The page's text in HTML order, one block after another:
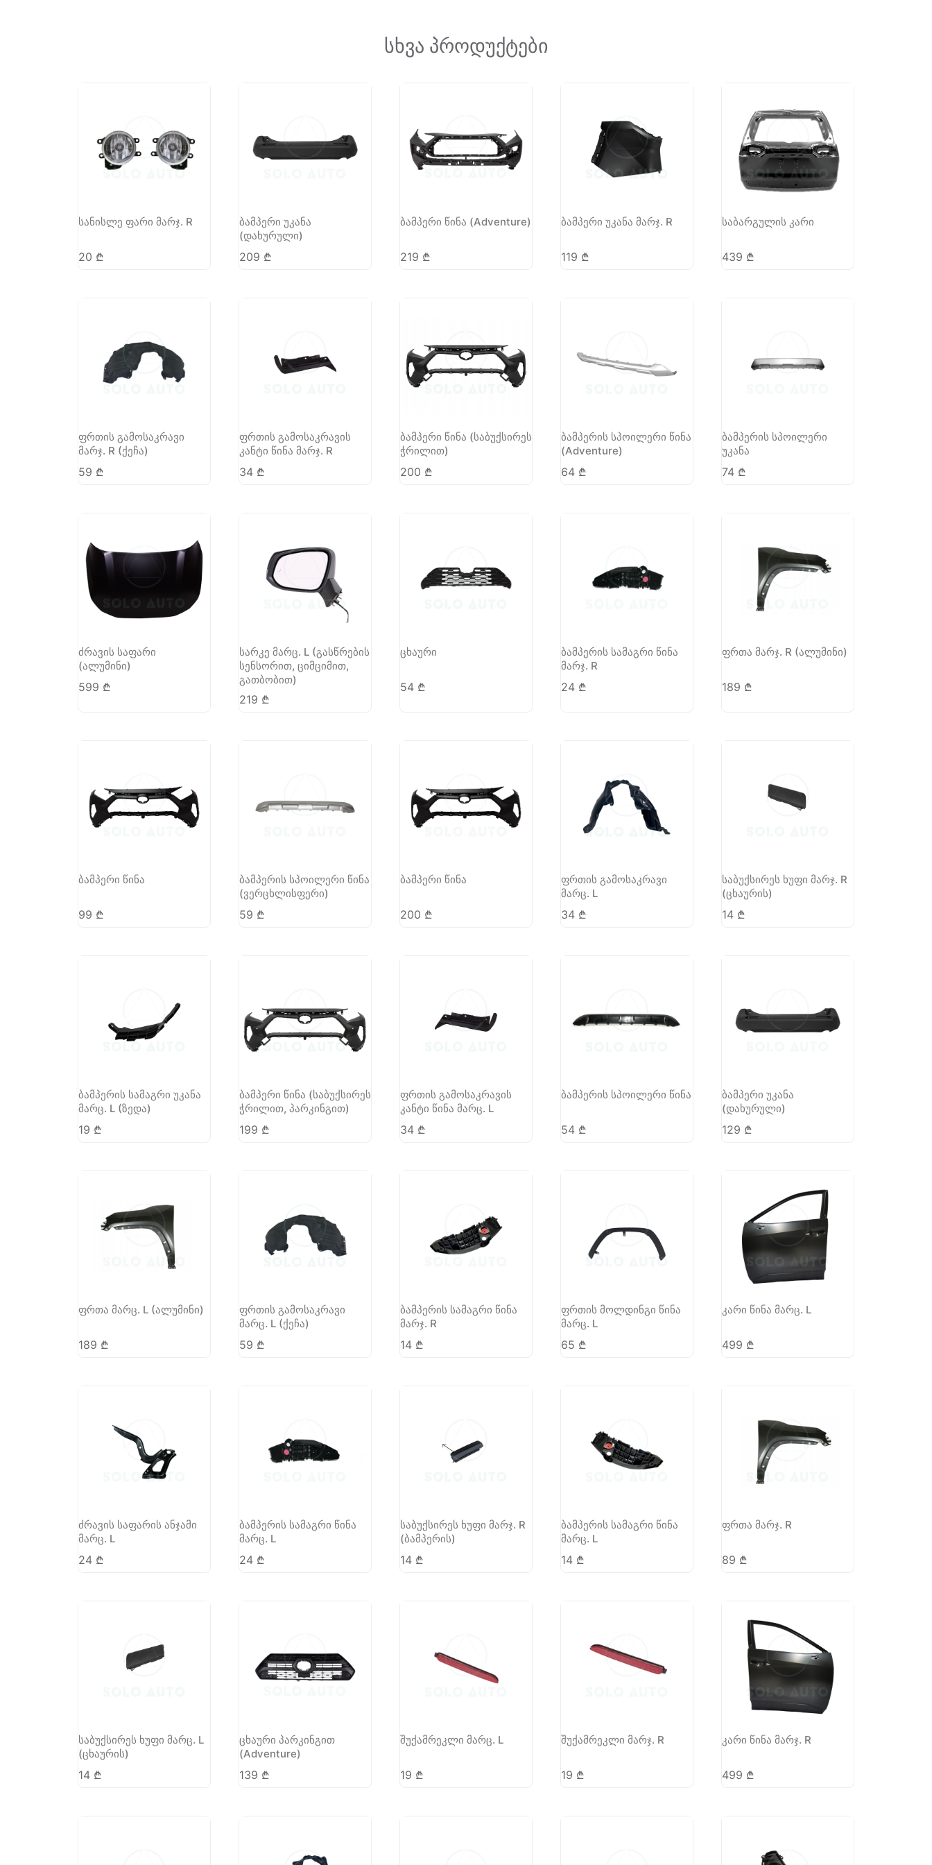
სხვა პროდუქტები
სანისლე ფარი მარჯ. R
20 ₾
ბამპერი უკანა
(დახურული)
209 ₾
ბამპერი წინა (Adventure)
219 ₾
ბამპერი უკანა მარჯ. R
119 ₾
საბარგულის კარი
439 ₾
ფრთის გამოსაკრავი
მარჯ. R (ქეჩა)
59 ₾
ფრთის გამოსაკრავის
კანტი წინა მარჯ. R
34 ₾
ბამპერი წინა (საბუქსირეს
ჭრილით)
200 ₾
ბამპერის სპოილერი წინა
(Adventure)
64 ₾
ბამპერის სპოილერი
უკანა
74 ₾
ძრავის საფარი
(ალუმინი)
599 ₾
სარკე მარც. L (გასწრების
სენსორით, ციმციმით,
გათბობით)
219 ₾
ცხაური
54 ₾
ბამპერის სამაგრი წინა
მარჯ. R
24 ₾
ფრთა მარჯ. R (ალუმინი)
189 ₾
ბამპერი წინა
99 ₾
ბამპერის სპოილერი წინა
(ვერცხლისფერი)
59 ₾
ბამპერი წინა
200 ₾
ფრთის გამოსაკრავი
მარც. L
34 ₾
საბუქსირეს ხუფი მარჯ. R
(ცხაურის)
14 ₾
ბამპერის სამაგრი უკანა
მარც. L (ზედა)
19 ₾
ბამპერი წინა (საბუქსირეს
ჭრილით, პარკინგით)
199 ₾
ფრთის გამოსაკრავის
კანტი წინა მარც. L
34 ₾
ბამპერის სპოილერი წინა
54 ₾
ბამპერი უკანა
(დახურული)
129 ₾
ფრთა მარც. L (ალუმინი)
189 ₾
ფრთის გამოსაკრავი
მარც. L (ქეჩა)
59 ₾
ბამპერის სამაგრი წინა
მარჯ. R
14 ₾
ფრთის მოლდინგი წინა
მარც. L
65 ₾
კარი წინა მარც. L
499 ₾
ძრავის საფარის ანჯამი
მარც. L
24 ₾
ბამპერის სამაგრი წინა
მარც. L
24 ₾
საბუქსირეს ხუფი მარჯ. R
(ბამპერის)
14 ₾
ბამპერის სამაგრი წინა
მარც. L
14 ₾
ფრთა მარჯ. R
89 ₾
საბუქსირეს ხუფი მარც. L
(ცხაურის)
14 ₾
ცხაური პარკინგით
(Adventure)
139 ₾
შუქამრეკლი მარც. L
19 ₾
შუქამრეკლი მარჯ. R
19 ₾
კარი წინა მარჯ. R
499 ₾